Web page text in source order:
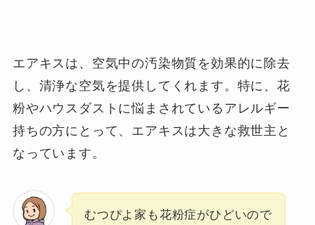
エアキスは、空気中の汚染物質を効果的に除去
し、清浄な空気を提供してくれます。特に、花
粉やハウスダストに悩まされているアレルギー
持ちの方にとって、エアキスは大きな救世主と
なっています。
むつぴよ家も花粉症がひどいので